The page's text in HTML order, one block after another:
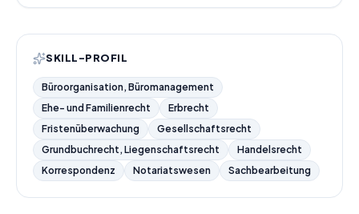
SKILL-PROFIL
Büroorganisation, Büromanagement
Ehe- und Familienrecht
Erbrecht
Fristenüberwachung
Gesellschaftsrecht
Grundbuchrecht, Liegenschaftsrecht
Handelsrecht
Korrespondenz
Notariatswesen Sachbearbeitung